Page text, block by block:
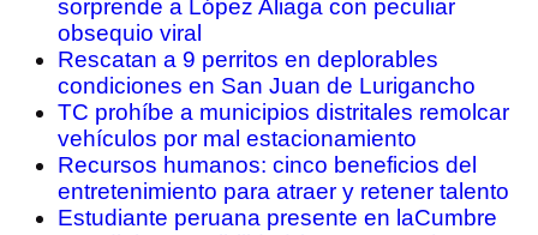
sorprende a López Aliaga con peculiar
obsequio viral
Rescatan a 9 perritos en deplorables
condiciones en San Juan de Lurigancho
TC prohíbe a municipios distritales remolcar
vehículos por mal estacionamiento
Recursos humanos: cinco beneficios del
entretenimiento para atraer y retener talento
Estudiante peruana presente en laCumbre